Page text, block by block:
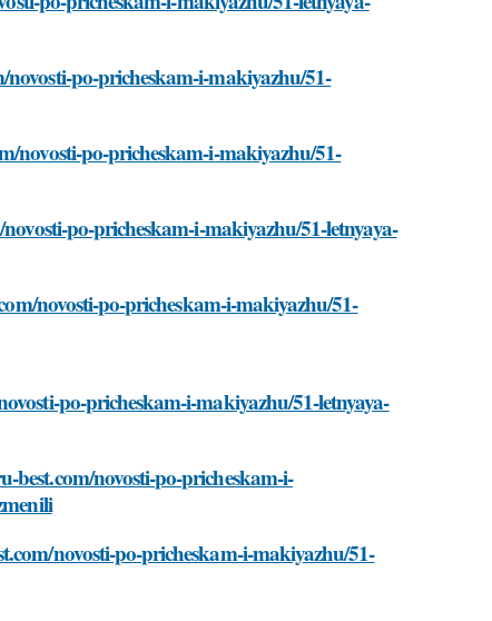
po-pricheskam-i-makiyazhu/51-
novosti-po-pricheskam-i-makiyazhu/51-
po-pricheskam-i-makiyazhu/51-letnyaya-
novosti-po-pricheskam-i-makiyazhu/51-
po-pricheskam-i-makiyazhu/51-letnyaya-
novosti-po-pricheskam-i-
novosti-po-pricheskam-i-makiyazhu/51-